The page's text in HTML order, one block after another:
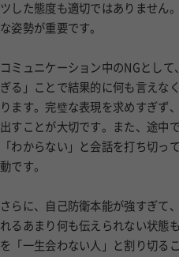
ツした態度も適切ではありません
な姿勢が重要です。
コミュニケーション中のNGとし
ぎる」ことで結果的に何も言えな
ります。完璧な表現を求めすぎず
出すことが大切です。また、途中
「わからない」と会話を打ち切っ
動です。
さらに、自己防衛本能が強すぎて
れるあまり何も伝えられない状態
を「一生会わない人」と割り切る